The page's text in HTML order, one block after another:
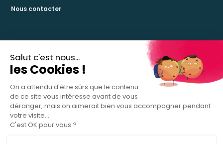
Nous contacter
Actions de formation